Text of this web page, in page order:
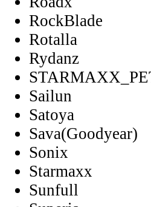
RockBlade
Rotalla
Rydanz
Sailun
Satoya
Sava(Goodyear)
Sonix
Starmaxx
Sunfull